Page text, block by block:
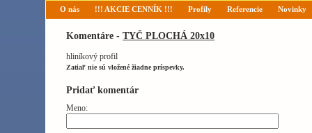
O nás !!! AKCIE CENNÍK !!! Profily Referencie Novinky
Komentáre - TYČ PLOCHÁ 20x10
hliníkový profil
Zatiaľ nie sú vložené žiadne príspevky.
Pridať komentár
Meno: